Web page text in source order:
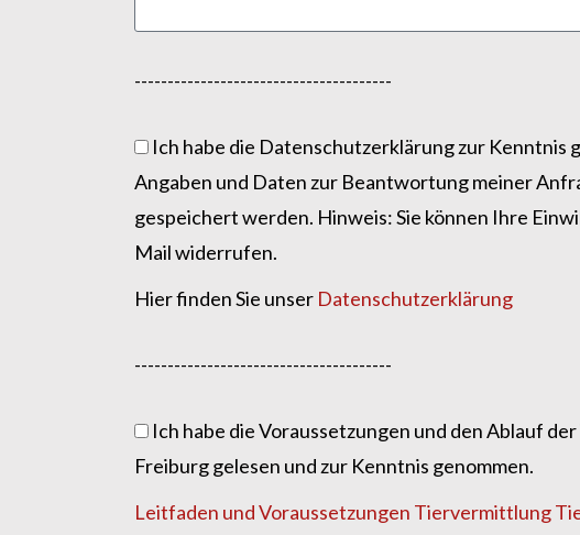
---------------------------------------
Ich habe die Datenschutzerklärung zur Kenntnis
Angaben und Daten zur Beantwortung meiner
gespeichert werden. Hinweis: Sie können Ihre
Mail widerrufen.
Hier finden Sie unser Datenschutzerklärung
---------------------------------------
Ich habe die Voraussetzungen und den Ablauf
Freiburg gelesen und zur Kenntnis genommen.
Leitfaden und Voraussetzungen Tiervermittlung